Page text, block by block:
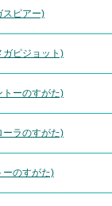
スピアー)
ガピジョット)
トーのすがた)
ーラのすがた)
ーのすがた)